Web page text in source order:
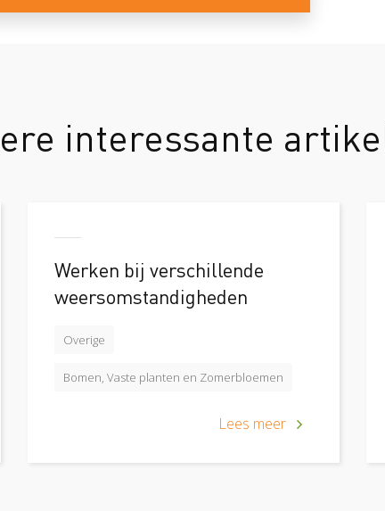
interessante
Werken bij verschillende
weersomstandigheden
Overige
Bomen, Vaste planten en Zomerbloemen
Lees meer